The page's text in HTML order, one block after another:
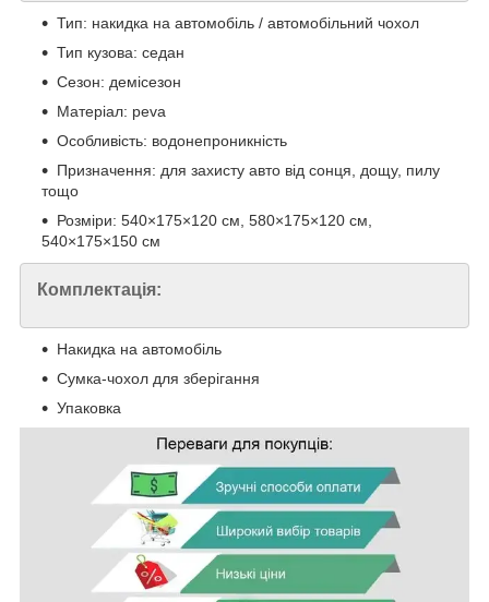
Тип: накидка на автомобіль / автомобільний чохол
Тип кузова: седан
Сезон: демісезон
Матеріал: peva
Особливість: водонепроникність
Призначення: для захисту авто від сонця, дощу, пилу
тощо
Розміри: 540×175×120 см, 580×175×120 см,
540×175×150 см
Комплектація:
Накидка на автомобіль
Сумка-чохол для зберігання
Упаковка